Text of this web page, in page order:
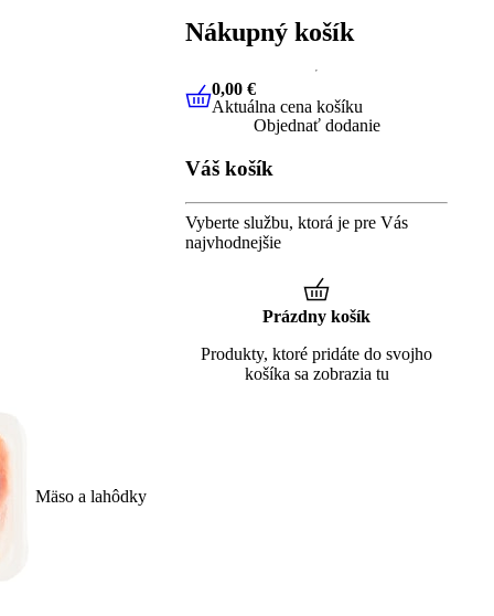
Mäso a lahôdky
Nákupný košík
0,00 €Aktuálna cena košíku
0,00 €
Aktuálna cena košíku
Objednať dodanie
Váš košík
Vyberte službu, ktorá je pre Vás
najvhodnejšie
Prázdny košík
Produkty, ktoré pridáte do svojho
košíka sa zobrazia tu